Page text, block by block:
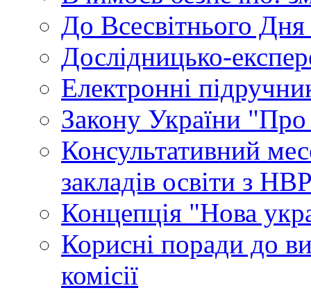
До Всесвітнього Дня
Дослідницько-
Електронні
Закону України "Про
Консультативний
закладів освіти з
Концепція "Нова
Корисні поради до
комісії